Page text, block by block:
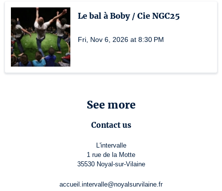
Le bal à Boby / Cie NGC25
Fri, Nov 6, 2026 at 8:30 PM
See more
Contact us
L'intervalle
1 rue de la Motte
35530 Noyal-sur-Vilaine
accueil.intervalle@noyalsurvilaine.fr